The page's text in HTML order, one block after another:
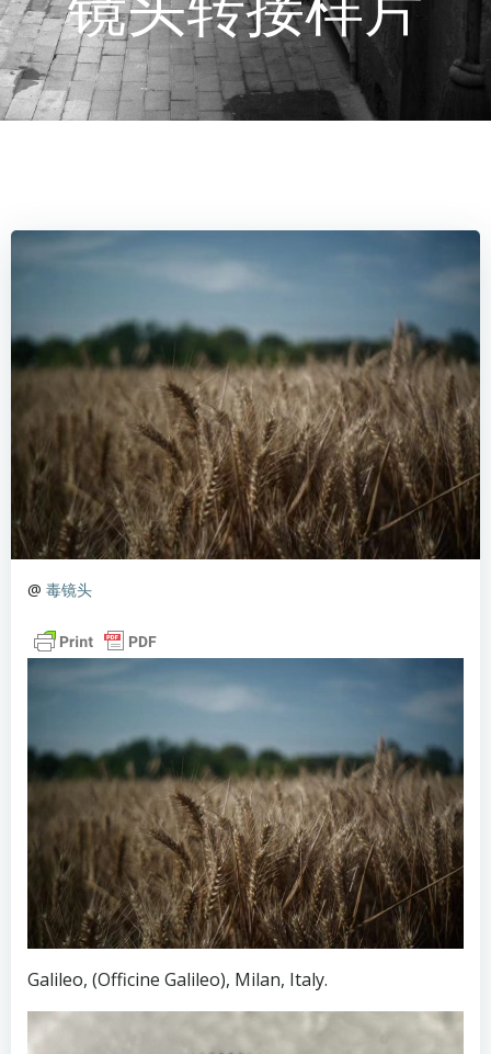
@ 毒镜头
Galileo, (Officine Galileo), Milan, Italy.